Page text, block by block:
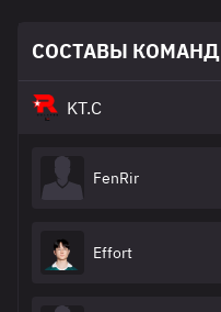
СОСТАВЫ КОМАНД
KT.C
FenRir
Effort